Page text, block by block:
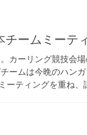
チームミーテ
カーリング競技会
ームは今晩のハン
ーティングを重ね